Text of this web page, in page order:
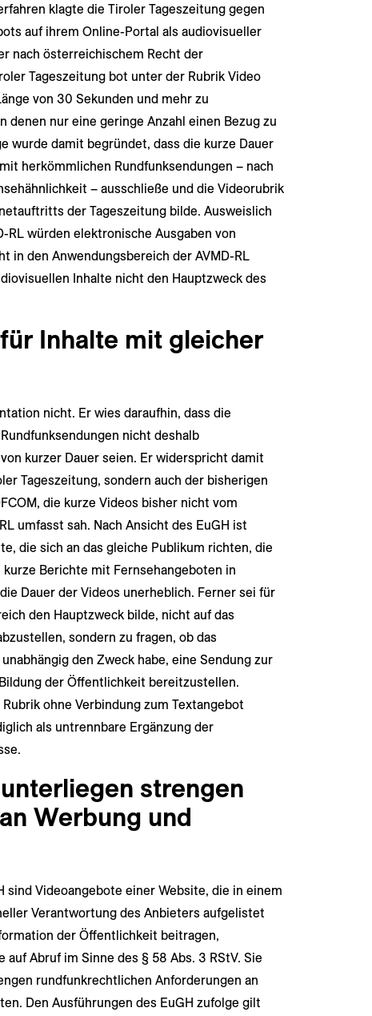
klagte die Tiroler Tageszeitung gegen
auf ihrem Online-Portal als audiovisueller
nach österreichischem Recht der
Tageszeitung bot unter der Rubrik Video
von 30 Sekunden und mehr zu
denen nur eine geringe Anzahl einen Bezug zu
wurde damit begründet, dass die kurze Dauer
herkömmlichen Rundfunksendungen – nach
– ausschließe und die Videorubrik
der Tageszeitung bilde. Ausweislich
RL würden elektronische Ausgaben von
in den Anwendungsbereich der AVMD-RL
Inhalte nicht den Hauptzweck des
Inhalte mit gleicher
nicht. Er wies daraufhin, dass die
nicht deshalb
kurzer Dauer seien. Er widerspricht damit
Tageszeitung, sondern auch der bisherigen
die kurze Videos bisher nicht vom
umfasst sah. Nach Ansicht des EuGH ist
die sich an das gleiche Publikum richten, die
Berichte mit Fernsehangeboten in
Dauer der Videos unerheblich. Ferner sei für
den Hauptzweck bilde, nicht auf das
sondern zu fragen, ob das
den Zweck habe, eine Sendung zur
der Öffentlichkeit bereitzustellen.
ohne Verbindung zum Textangebot
als untrennbare Ergänzung der
strengen
Werbung und
sind Videoangebote einer Website, die in einem
Verantwortung des Anbieters aufgelistet
der Öffentlichkeit beitragen,
Abruf im Sinne des § 58 Abs. 3 RStV. Sie
rundfunkrechtlichen Anforderungen an
Den Ausführungen des EuGH zufolge gilt